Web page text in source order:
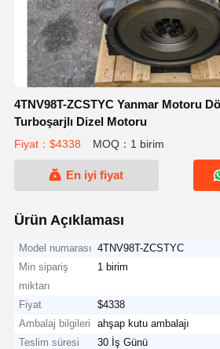
4TNV98T-ZCSTYC Yanmar Motoru
Turboşarjlı Dizel Motoru
Fiyat：$4338 MOQ：1 birim
En iyi fiyat
Ürün Açıklaması
Model numarası 4TNV98T-ZCSTYC
Min sipariş
miktarı
1 birim
Fiyat
$4338
Ambalaj bilgileri
ahşap kutu ambalajı
Teslim süresi
30 İş Günü